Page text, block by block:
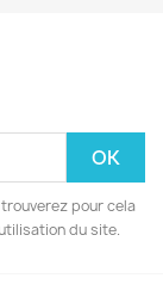
pour cela
du site.